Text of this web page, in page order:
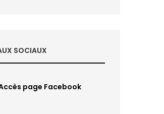
SOCIAUX
page Facebook